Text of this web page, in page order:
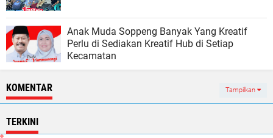
Anak Muda Soppeng Banyak Yang Kreatif
Perlu di Sediakan Kreatif Hub di Setiap
Kecamatan
KOMENTAR Tampilkan
TERKINI